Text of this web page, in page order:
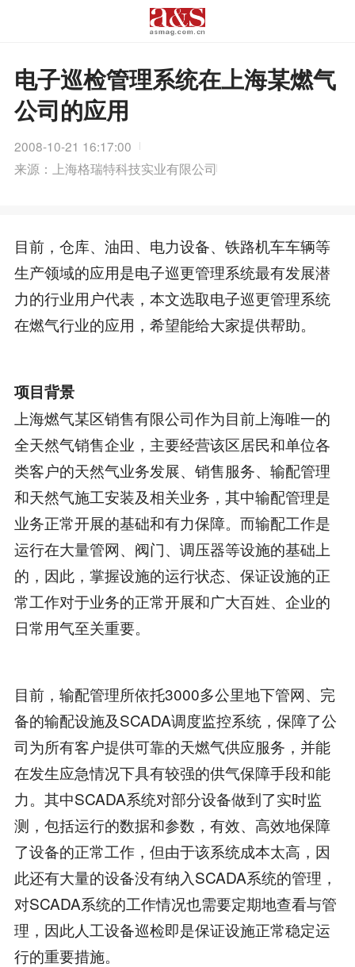
电子巡检管理系统在上海某燃气
公司的应用
2008-10-21 16:17:00
来源：上海格瑞特科技实业有限公司
目前，仓库、油田、电力设备、铁路机车车辆等
生产领域的应用是电子巡更管理系统最有发展潜
力的行业用户代表，本文选取电子巡更管理系统
在燃气行业的应用，希望能给大家提供帮助。
项目背景
上海燃气某区销售有限公司作为目前上海唯一的
全天然气销售企业，主要经营该区居民和单位各
类客户的天然气业务发展、销售服务、输配管理
和天然气施工安装及相关业务，其中输配管理是
业务正常开展的基础和有力保障。而输配工作是
运行在大量管网、阀门、调压器等设施的基础上
的，因此，掌握设施的运行状态、保证设施的正
常工作对于业务的正常开展和广大百姓、企业的
日常用气至关重要。
目前，输配管理所依托3000多公里地下管网、完
备的输配设施及SCADA调度监控系统，保障了公
司为所有客户提供可靠的天燃气供应服务，并能
在发生应急情况下具有较强的供气保障手段和能
力。其中SCADA系统对部分设备做到了实时监
测，包括运行的数据和参数，有效、高效地保障
了设备的正常工作，但由于该系统成本太高，因
此还有大量的设备没有纳入SCADA系统的管理，
对SCADA系统的工作情况也需要定期地查看与管
理，因此人工设备巡检即是保证设施正常稳定运
行的重要措施。